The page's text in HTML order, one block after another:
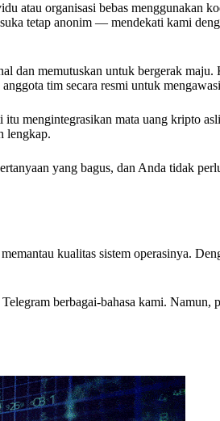
atau organisasi bebas menggunakan
tetap anonim — mendekati kami
dan memutuskan untuk bergerak
tim secara resmi untuk
mengintegrasikan mata uang kripto
lengkap.
yang bagus, dan Anda tidak
kualitas sistem operasinya.
berbagai-bahasa kami.